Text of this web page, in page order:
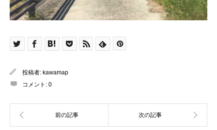
投稿者: kawamap
コメント: 0